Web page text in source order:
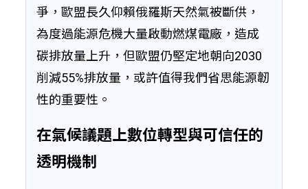
爭，歐盟長久仰賴俄羅斯天然氣被斷供，
為度過能源危機大量啟動燃煤電廠，造成
碳排放量上升，但歐盟仍堅定地朝向2030
削減55%排放量，或許值得我們省思能源韌
性的重要性。
在氣候議題上數位轉型與可信任的
透明機制